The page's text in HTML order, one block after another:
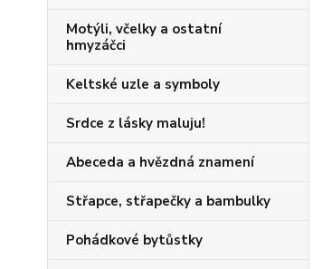
Motýli, včelky a ostatní
hmyzáčci
Keltské uzle a symboly
Srdce z lásky maluju!
Abeceda a hvězdná znamení
Střapce, střapečky a bambulky
Pohádkové bytůstky